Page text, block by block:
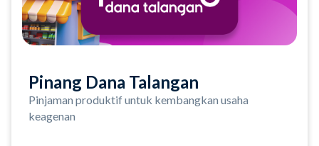
Pinang Dana Talangan
Pinjaman produktif untuk kembangkan usaha
keagenan